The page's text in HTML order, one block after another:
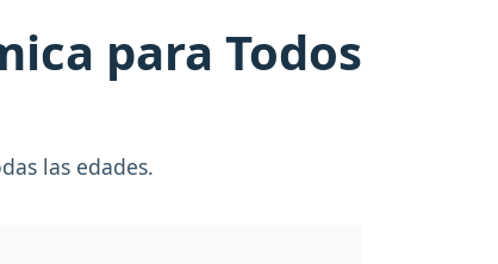
para Todos
las edades.